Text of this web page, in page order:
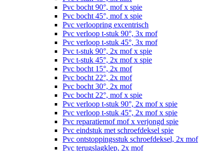
Pvc bocht 90°, mof x spie
Pvc bocht 45°, mof x spie
Pvc verloopring excentrisch
Pvc verloop t-stuk 90°, 3x mof
Pvc verloop t-stuk 45°, 3x mof
Pvc t-stuk 90°, 2x mof x spie
Pvc t-stuk 45°, 2x mof x spie
Pvc bocht 15°, 2x mof
Pvc bocht 22°, 2x mof
Pvc bocht 30°, 2x mof
Pvc bocht 22°, mof x spie
Pvc verloop t-stuk 90°, 2x mof x spie
Pvc verloop t-stuk 45°, 2x mof x spie
Pvc reparatiemof mof x verjongd spie
Pvc eindstuk met schroefdeksel spie
Pvc ontstoppingsstuk schroefdeksel, 2x mof
Pvc terugslagklep, 2x mof